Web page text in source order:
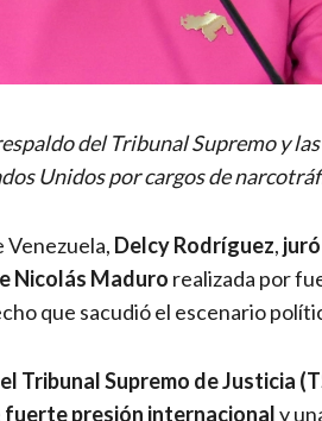
del Tribunal Supremo y
Unidos por cargos de
Venezuela, Delcy Rodríguez,
Nicolás Maduro realizada por
que sacudió el escenario
Tribunal Supremo de Justicia
fuerte presión internacionaly